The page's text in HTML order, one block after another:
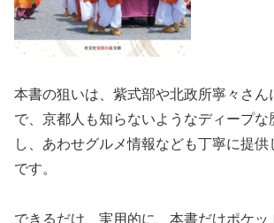
本書の狙いは、紫式部や北政所寧々さん
で、京都人も知らないようなディープな
し、あわせグルメ情報なども丁寧に提
です。
できるだけ、実用的に、本書だけポケッ